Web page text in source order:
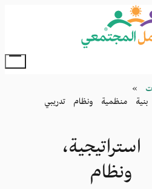
منظمية ونظام تدريبي